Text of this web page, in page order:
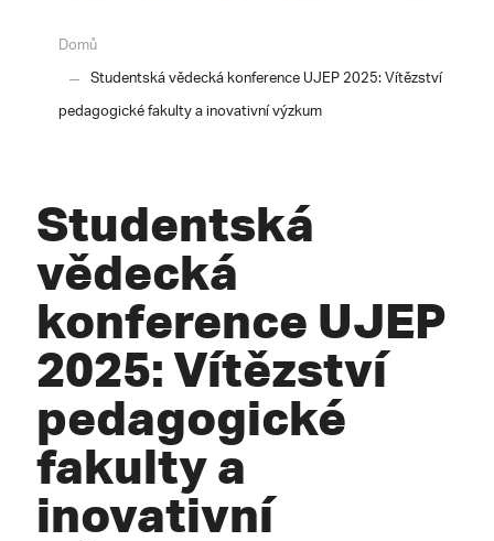
Domů
Studentská vědecká konference UJEP 2025: Vítězství
pedagogické fakulty a inovativní výzkum
Studentská
vědecká
konference UJEP
2025: Vítězství
pedagogické
fakulty a
inovativní